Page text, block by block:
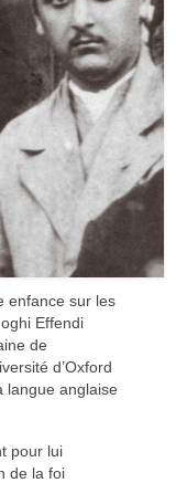
enfance sur les
Effendi
de
d’Oxford
langue anglaise
pour lui
de la foi